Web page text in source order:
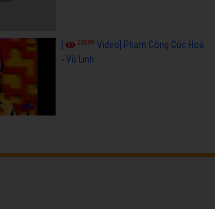
23599 Video] Phạm Công Cúc Hoa
- Vũ Linh